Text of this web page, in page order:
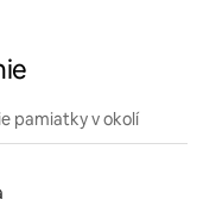
pamiatky v okolí